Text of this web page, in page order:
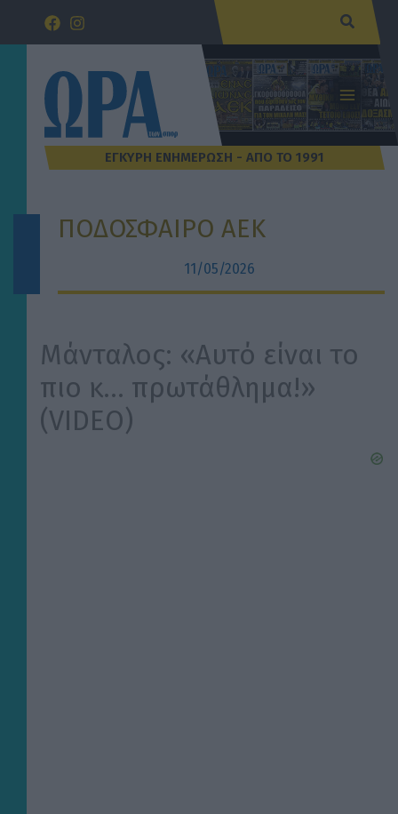
Μετάβαση
ΠΟΔΟΣΦΑΙΡΟ ΑΕΚ
11/05/2026
Μάνταλος: «Αυτό είναι το
πιο κ… πρωτάθλημα!»
(VIDEO)